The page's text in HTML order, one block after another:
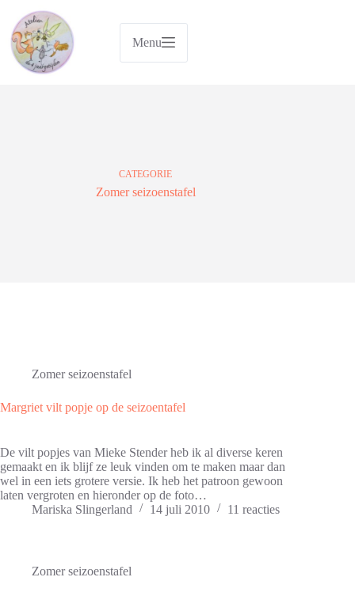
naar
inhoud
Menu
CATEGORIE
Zomer seizoenstafel
Zomer seizoenstafel
Margriet vilt popje op de seizoentafel
De vilt popjes van Mieke Stender heb ik al diverse keren
gemaakt en ik blijf ze leuk vinden om te maken maar dan
wel in een iets grotere versie. Ik heb het patroon gewoon
laten vergroten en hieronder op de foto…
Mariska Slingerland
14 juli 2010 11 reacties
Zomer seizoenstafel